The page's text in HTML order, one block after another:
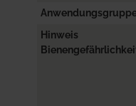
Hinweis